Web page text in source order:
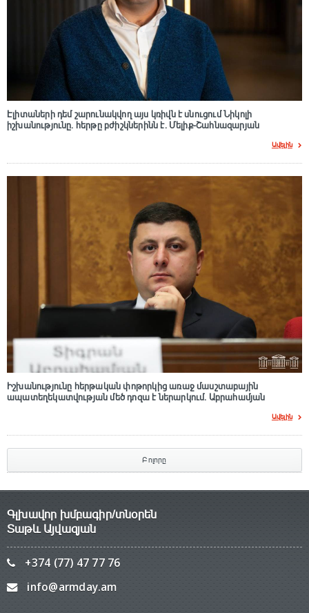
Էլիտաների դեմ շարունակվող այս կռիվն է սնուցում Նիկոլի
իշխանությունը. հերթը բժիշկներինն է. Մելիք-Շահնազարյան
Ավելին
Իշխանությունը հերթական փոթորկից առաջ մասշտաբային
ապատեղեկատվության մեծ դnզա է ներարկում․ Աբրահամյան
Ավելին
Բոլորը
Գլխավոր խմբագիր/տնօրեն
Տաթև Այվազյան
+374 (77) 47 77 76
info@armday.am